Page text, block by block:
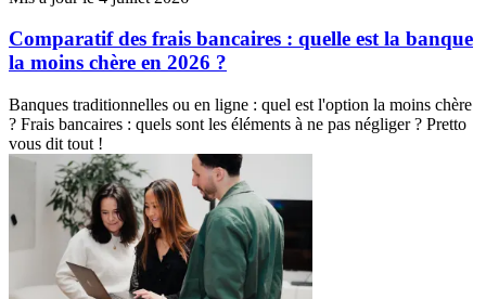
Comparatif des frais bancaires : quelle est la banque
la moins chère en 2026 ?
Banques traditionnelles ou en ligne : quel est l'option la moins chère
? Frais bancaires : quels sont les éléments à ne pas négliger ? Pretto
vous dit tout !